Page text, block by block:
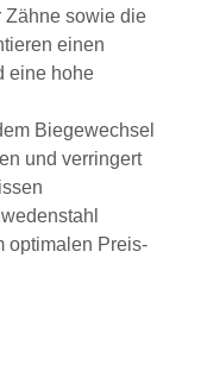
Zähne sowie die
einen
eine hohe
Biegewechsel
und verringert
optimalen Preis-